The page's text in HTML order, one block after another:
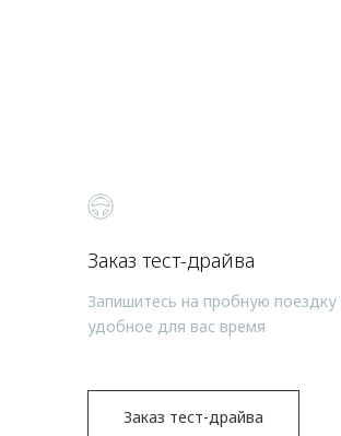
Заказ тест-драйва
Запишитесь на пробную поездку
удобное для вас время
Заказ тест-драйва